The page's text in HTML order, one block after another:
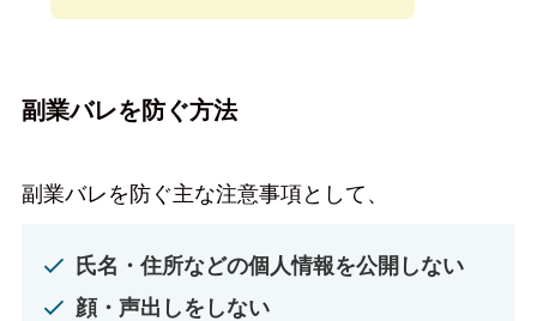
副業バレを防ぐ方法
副業バレを防ぐ主な注意事項として、
氏名・住所などの個人情報を公開しない
顔・声出しをしない